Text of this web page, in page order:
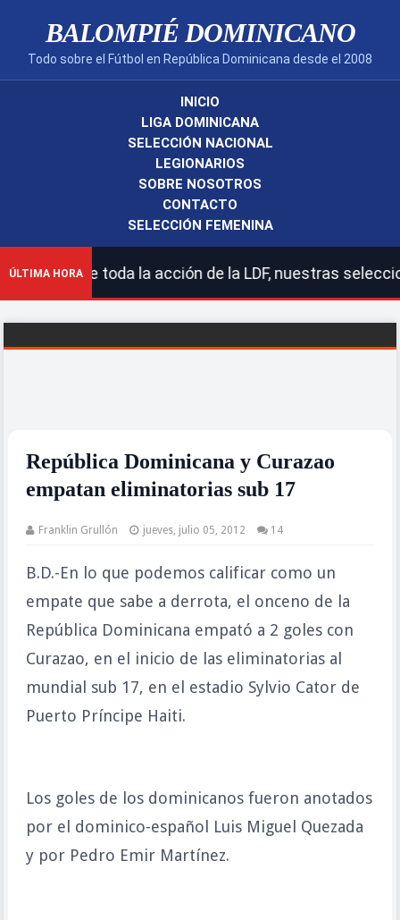
BALOMPIÉ DOMINICANO
Todo sobre el Fútbol en República Dominicana desde el 2008
INICIO
LIGA DOMINICANA
SELECCIÓN NACIONAL
LEGIONARIOS
SOBRE NOSOTROS
CONTACTO
SELECCIÓN FEMENINA
ÚLTIMA HORA
toda la acción de la LDF, nuestras selecciones
República Dominicana y Curazao
empatan eliminatorias sub 17
Franklin Grullón jueves, julio 05, 2012 14
B.D.-En lo que podemos calificar como un
empate que sabe a derrota, el onceno de la
República Dominicana empató a 2 goles con
Curazao, en el inicio de las eliminatorias al
mundial sub 17, en el estadio Sylvio Cator de
Puerto Príncipe Haiti.
Los goles de los dominicanos fueron anotados
por el dominico-español Luis Miguel Quezada
y por Pedro Emir Martínez.